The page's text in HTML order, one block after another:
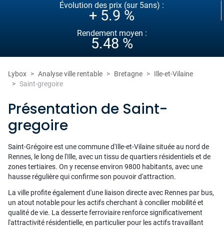
Évolution des prix (sur 5ans) :
+ 5.9 %
Rendement moyen :
5.48 %
Lybox Analyse ville rentable Bretagne
Ille-et-Vilaine
Saint-gregoire
Présentation de Saint-
gregoire
Saint-Grégoire est une commune d'Ille-et-Vilaine située au nord de
Rennes, le long de l'Ille, avec un tissu de quartiers résidentiels et de
zones tertiaires. On y recense environ 9800 habitants, avec une
hausse régulière qui confirme son pouvoir d'attraction.
La ville profite également d'une liaison directe avec Rennes par bus,
un atout notable pour les actifs cherchant à concilier mobilité et
qualité de vie. La desserte ferroviaire renforce significativement
l'attractivité résidentielle, en particulier pour les actifs travaillant